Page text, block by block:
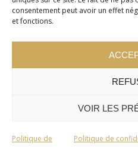
consentement peut avoir un effet
et fonctions.
VOIR LES
Politique de Politique de
© 2024 Cercle Kaizen. Tous droits